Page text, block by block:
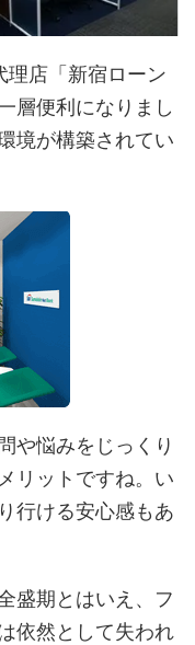
理店「新宿ローン
層便利になりまし
境が構築されてい
や悩みをじっくり
リットですね。い
行ける安心感もあ
盛期とはいえ、フ
依然として失われ